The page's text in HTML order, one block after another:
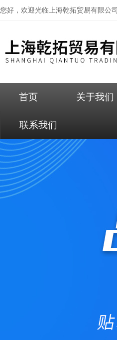
您好，欢迎光临上海乾拓贸易有限公司
首页 关于我们
联系我们